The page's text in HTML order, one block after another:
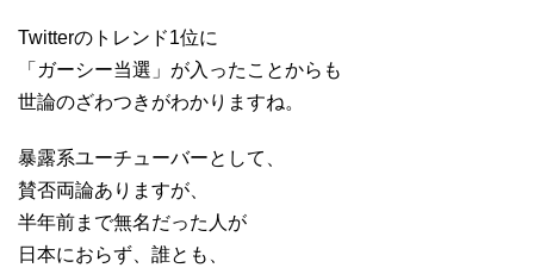
Twitterのトレンド1位に
「ガーシー当選」が入ったことからも
世論のざわつきがわかりますね。
暴露系ユーチューバーとして、
賛否両論ありますが、
半年前まで無名だった人が
日本におらず、誰とも、